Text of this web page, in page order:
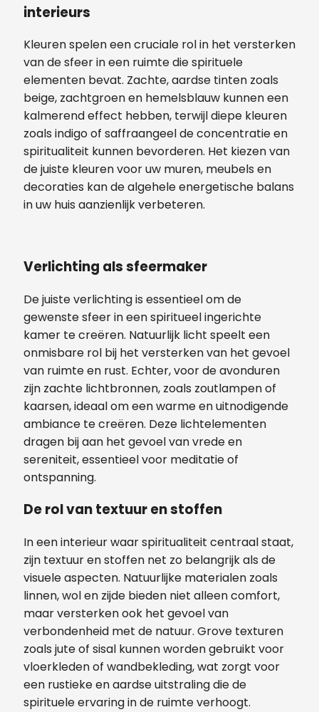
interieurs
Kleuren spelen een cruciale rol in het versterken
van de sfeer in een ruimte die spirituele
elementen bevat. Zachte, aardse tinten zoals
beige, zachtgroen en hemelsblauw kunnen een
kalmerend effect hebben, terwijl diepe kleuren
zoals indigo of saffraangeel de concentratie en
spiritualiteit kunnen bevorderen. Het kiezen van
de juiste kleuren voor uw muren, meubels en
decoraties kan de algehele energetische balans
in uw huis aanzienlijk verbeteren.
Verlichting als sfeermaker
De juiste verlichting is essentieel om de
gewenste sfeer in een spiritueel ingerichte
kamer te creëren. Natuurlijk licht speelt een
onmisbare rol bij het versterken van het gevoel
van ruimte en rust. Echter, voor de avonduren
zijn zachte lichtbronnen, zoals zoutlampen of
kaarsen, ideaal om een warme en uitnodigende
ambiance te creëren. Deze lichtelementen
dragen bij aan het gevoel van vrede en
sereniteit, essentieel voor meditatie of
ontspanning.
De rol van textuur en stoffen
In een interieur waar spiritualiteit centraal staat,
zijn textuur en stoffen net zo belangrijk als de
visuele aspecten. Natuurlijke materialen zoals
linnen, wol en zijde bieden niet alleen comfort,
maar versterken ook het gevoel van
verbondenheid met de natuur. Grove texturen
zoals jute of sisal kunnen worden gebruikt voor
vloerkleden of wandbekleding, wat zorgt voor
een rustieke en aardse uitstraling die de
spirituele ervaring in de ruimte verhoogt.